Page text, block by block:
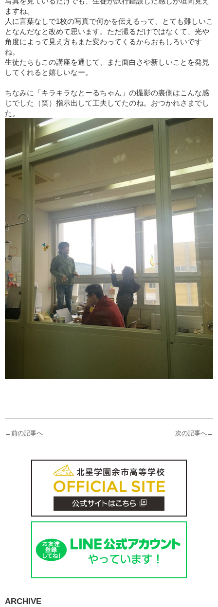
ますね。
人に言葉なしで1枚の写真で何かを伝えるって、とても難しいこ
となんだなと改めて思います。ただ撮るだけではなくて、光や
角度によって見え方もまた変わってくるからおもしろいです
ね。
生徒たちもこの講座を通じて、また面白さや新しいことを発見
してくれると嬉しいなー。
ちなみに「キラキラなとーるちゃん」の撮影の裏側はこんな感
じでした（笑）指示出して工夫してたのね。おつかれさまでし
た。
←前の記事へ 次の記事へ→
ARCHIVE